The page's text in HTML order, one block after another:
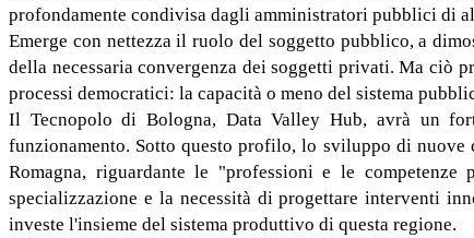
profondamente condivisa dagli amministratori pubblici di
Emerge con nettezza il ruolo del soggetto pubblico, a
della necessaria convergenza dei soggetti privati. Ma ciò
processi democratici: la capacità o meno del sistema
Il Tecnopolo di Bologna, Data Valley Hub, avrà un
funzionamento. Sotto questo profilo, lo sviluppo di
Romagna, riguardante le "professioni e le
specializzazione e la necessità di progettare interventi
investe l'insieme del sistema produttivo di questa regione.